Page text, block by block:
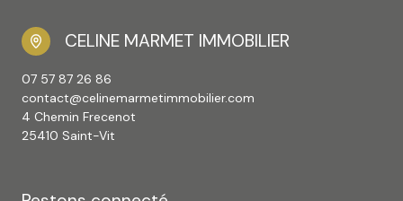
CELINE MARMET IMMOBILIER
07 57 87 26 86
contact@celinemarmetimmobilier.com
4 Chemin Frecenot
25410 Saint-Vit